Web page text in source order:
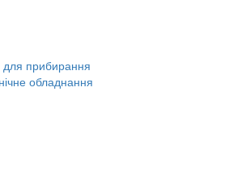
для прибирання
обладнання